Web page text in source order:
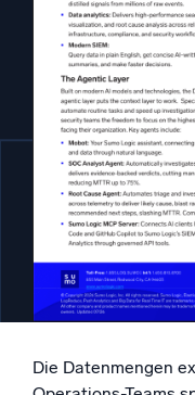
Unterstützt durch KI/
Proprietäre Algorithmen,
Intelligente
SIEM
Bedrohungen
reagieren
Protokolle für
Cloud-Sicherheit
freischalten
Protokollanalyse
Die Datenmengen